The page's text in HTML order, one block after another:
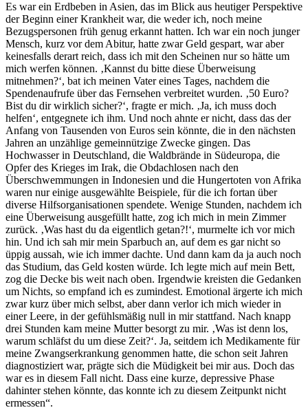
Es war ein Erdbeben in Asien, das im Blick aus heutiger Perspektive
der Beginn einer Krankheit war, die weder ich, noch meine
Bezugspersonen früh genug erkannt hatten. Ich war ein noch junger
Mensch, kurz vor dem Abitur, hatte zwar Geld gespart, war aber
keinesfalls derart reich, dass ich mit den Scheinen nur so hätte um
mich werfen können. ‚Kannst du bitte diese Überweisung
mitnehmen?‘, bat ich meinen Vater eines Tages, nachdem die
Spendenaufrufe über das Fernsehen verbreitet wurden. ‚50 Euro?
Bist du dir wirklich sicher?‘, fragte er mich. ‚Ja, ich muss doch
helfen‘, entgegnete ich ihm. Und noch ahnte er nicht, dass das der
Anfang von Tausenden von Euros sein könnte, die in den nächsten
Jahren an unzählige gemeinnützige Zwecke gingen. Das
Hochwasser in Deutschland, die Waldbrände in Südeuropa, die
Opfer des Krieges im Irak, die Obdachlosen nach den
Überschwemmungen in Indonesien und die Hungertoten von Afrika
waren nur einige ausgewählte Beispiele, für die ich fortan über
diverse Hilfsorganisationen spendete. Wenige Stunden, nachdem ich
eine Überweisung ausgefüllt hatte, zog ich mich in mein Zimmer
zurück. ‚Was hast du da eigentlich getan?!‘, murmelte ich vor mich
hin. Und ich sah mir mein Sparbuch an, auf dem es gar nicht so
üppig aussah, wie ich immer dachte. Und dann kam da ja auch noch
das Studium, das Geld kosten würde. Ich legte mich auf mein Bett,
zog die Decke bis weit nach oben. Irgendwie kreisten die Gedanken
um Nichts, so empfand ich es zumindest. Emotional ärgerte ich mich
zwar kurz über mich selbst, aber dann verlor ich mich wieder in
einer Leere, in der gefühlsmäßig null in mir stattfand. Nach knapp
drei Stunden kam meine Mutter besorgt zu mir. ‚Was ist denn los,
warum schläfst du um diese Zeit?‘. Ja, seitdem ich Medikamente für
meine Zwangserkrankung genommen hatte, die schon seit Jahren
diagnostiziert war, prägte sich die Müdigkeit bei mir aus. Doch das
war es in diesem Fall nicht. Dass eine kurze, depressive Phase
dahinter stehen könnte, das konnte ich zu diesem Zeitpunkt nicht
ermessen“.